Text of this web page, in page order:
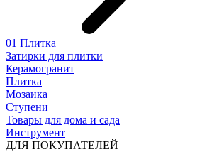
01 Плитка
Затирки для плитки
Керамогранит
Плитка
Мозаика
Ступени
Товары для дома и сада
Инструмент
ДЛЯ ПОКУПАТЕЛЕЙ